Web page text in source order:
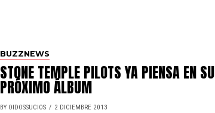
BUZZNEWS
STONE TEMPLE PILOTS YA PIENSA EN SU
PRÓXIMO ÁLBUM
BY OIDOSSUCIOS 2 DICIEMBRE 2013